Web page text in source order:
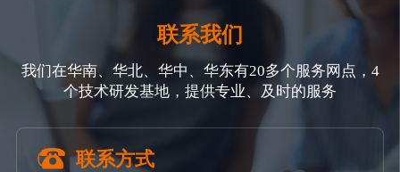
联系我们
我们在华南、华北、华中、华东有20多个服务网点，4
个技术研发基地，提供专业、及时的服务
联系方式